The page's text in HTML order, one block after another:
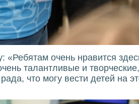
очень нравится
талантливые и
что могу вести детей на